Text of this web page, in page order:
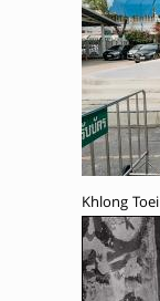
Khlong Toei